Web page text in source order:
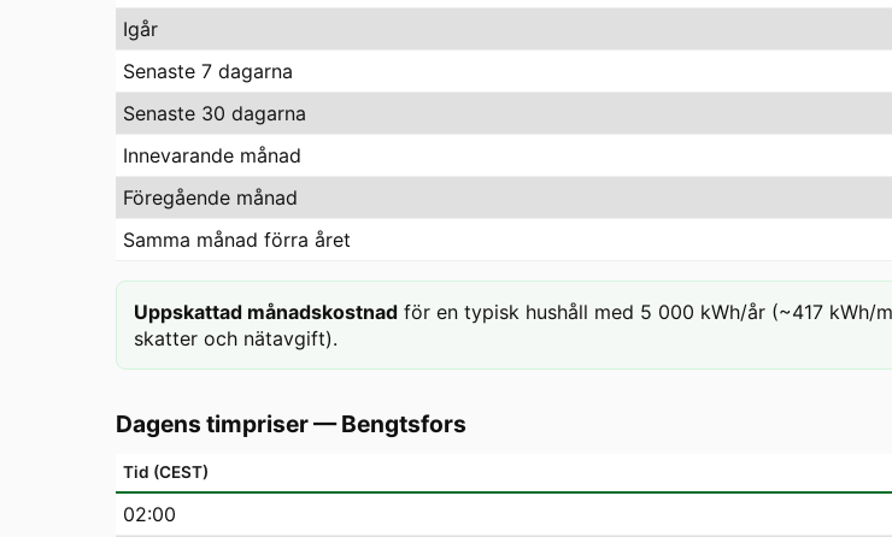
Igår
Senaste 7 dagarna
Senaste 30 dagarna
Innevarande månad
Föregående månad
Samma månad förra året
Uppskattad månadskostnad för en typisk hushåll med 5 000 kWh/år (~417 kWh/
skatter och nätavgift).
Dagens timpriser—Bengtsfors
Tid (CEST)
02:00